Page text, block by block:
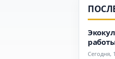
Сегодня,